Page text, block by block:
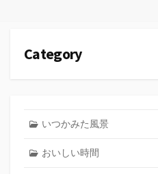
Category
いつかみた風景
おいしい時間